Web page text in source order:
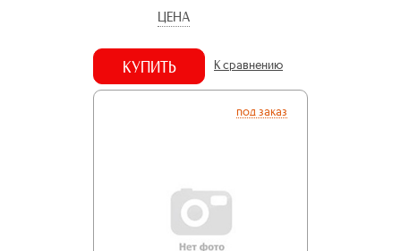
ЦЕНА
КУПИТЬ К сравнению
под заказ